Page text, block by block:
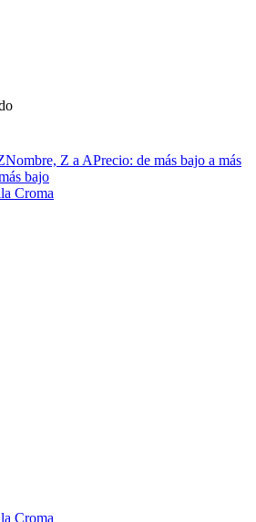
Nombre, Z a APrecio: de más bajo a más
bajo